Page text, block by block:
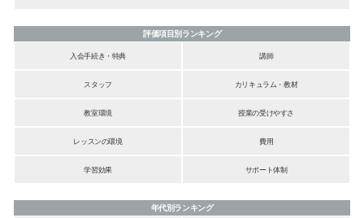
評価項目別ランキング
入会手続き・特典
講師
スタッフ カリキュラム・教材
教室環境 授業の受けやすさ
レッスンの環境 費用
学習効果 サポート体制
年代別ランキング